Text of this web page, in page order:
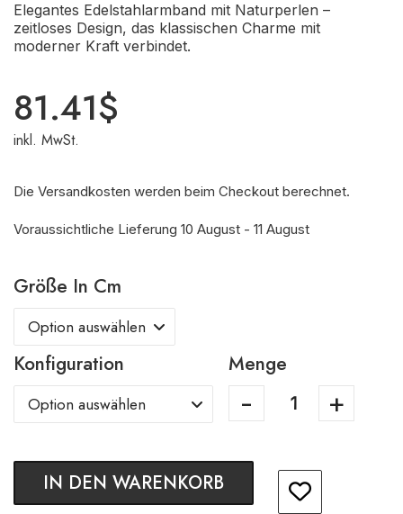
Elegantes Edelstahlarmband mit Naturperlen –
zeitloses Design, das klassischen Charme mit
moderner Kraft verbindet.
81.41$
inkl. MwSt.
Die Versandkosten werden beim Checkout berechnet.
Voraussichtliche Lieferung 10 August - 11 August
Größe In Cm
Konfiguration Menge
IN DEN WARENKORB